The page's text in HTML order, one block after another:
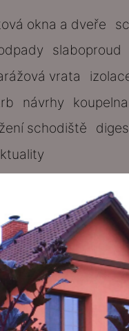
okna a dveře
slaboproud
vrata
návrhy
schodiště